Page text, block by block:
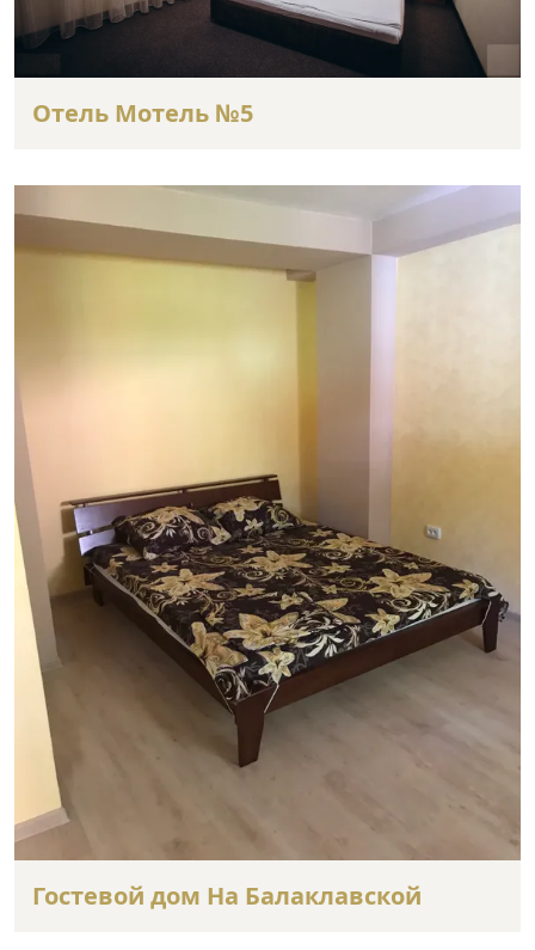
Отель Мотель №5
Гостевой дом На Балаклавской